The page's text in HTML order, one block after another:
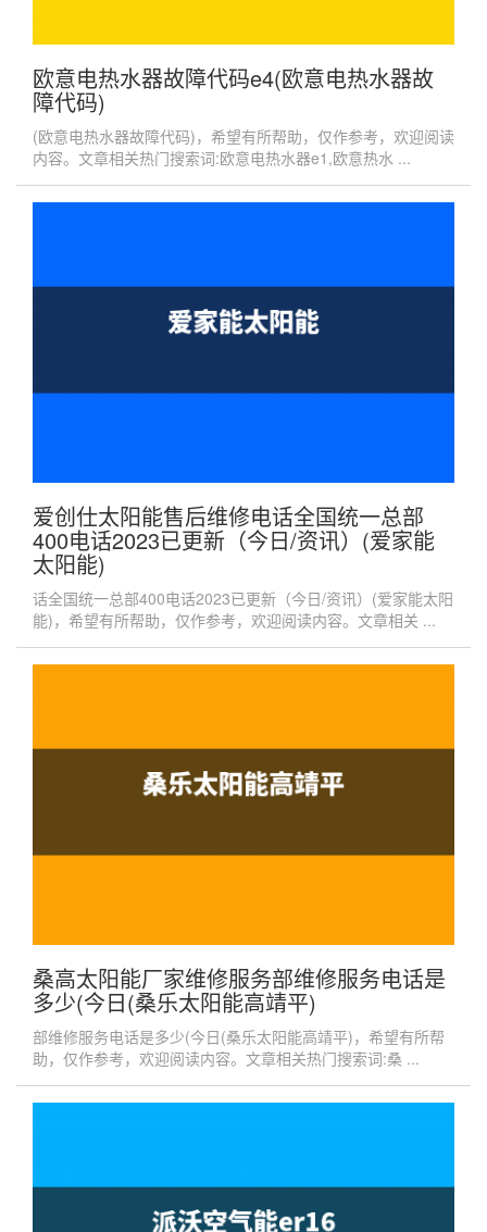
欧意电热水器故障代码e4(欧意电热水器故
障代码)
(欧意电热水器故障代码)，希望有所帮助，仅作参考，欢迎阅读
内容。文章相关热门搜索词:欧意电热水器e1,欧意热水 ...
爱创仕太阳能售后维修电话全国统一总部
400电话2023已更新（今日/资讯）(爱家能
太阳能)
话全国统一总部400电话2023已更新（今日/资讯）(爱家能太阳
能)，希望有所帮助，仅作参考，欢迎阅读内容。文章相关 ...
桑高太阳能厂家维修服务部维修服务电话是
多少(今日(桑乐太阳能高靖平)
部维修服务电话是多少(今日(桑乐太阳能高靖平)，希望有所帮
助，仅作参考，欢迎阅读内容。文章相关热门搜索词:桑 ...